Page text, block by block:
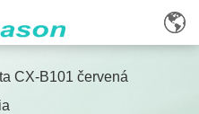
CX-B101 červená